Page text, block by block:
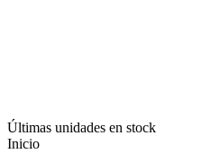
Últimas unidades en stock
Inicio